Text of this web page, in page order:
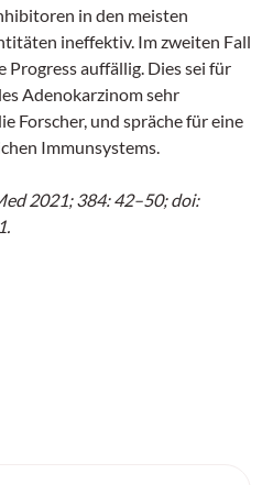
in den meisten
ineffektiv. Im zweiten Fall
Progress auffällig. Dies sei für
Adenokarzinom sehr
Forscher, und spräche für eine
Immunsystems.
2021; 384: 42–50; doi: